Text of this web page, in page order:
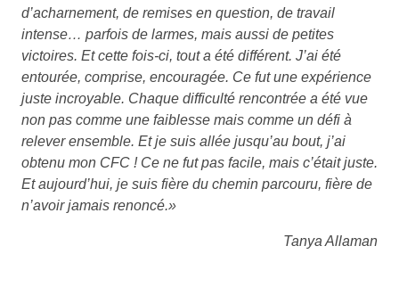
d’acharnement, de remises en question, de travail
intense… parfois de larmes, mais aussi de petites
victoires. Et cette fois-ci, tout a été différent. J’ai été
entourée, comprise, encouragée. Ce fut une expérience
juste incroyable. Chaque difficulté rencontrée a été vue
non pas comme une faiblesse mais comme un défi à
relever ensemble. Et je suis allée jusqu’au bout, j’ai
obtenu mon CFC ! Ce ne fut pas facile, mais c’était juste.
Et aujourd’hui, je suis fière du chemin parcouru, fière de
n’avoir jamais renoncé.»
Tanya Allaman